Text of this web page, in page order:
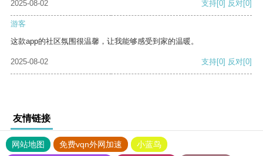
2025-08-02
支持[0] 反对[0]
游客
这款app的社区氛围很温馨，让我能够感受到家的温暖。
2025-08-02 支持[0] 反对[0]
友情链接
网站地图 免费vqn外网加速
小蓝鸟